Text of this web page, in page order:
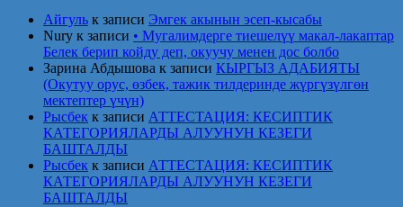
Айгуль к записи Эмгек акынын эсеп-кысабы
Nury к записи • Мугалимдерге тиешелүү макал-лакаптар
Белек берип койду деп, окуучу менен дос болбо
Зарина Абдышова к записи КЫРГЫЗ АДАБИЯТЫ
(Окутуу орус, өзбек, тажик тилдеринде жүргүзүлгөн
мектептер үчүн)
Рысбек к записи АТТЕСТАЦИЯ: КЕСИПТИК
КАТЕГОРИЯЛАРДЫ АЛУУНУН КЕЗЕГИ
БАШТАЛДЫ
Рысбек к записи АТТЕСТАЦИЯ: КЕСИПТИК
КАТЕГОРИЯЛАРДЫ АЛУУНУН КЕЗЕГИ
БАШТАЛДЫ